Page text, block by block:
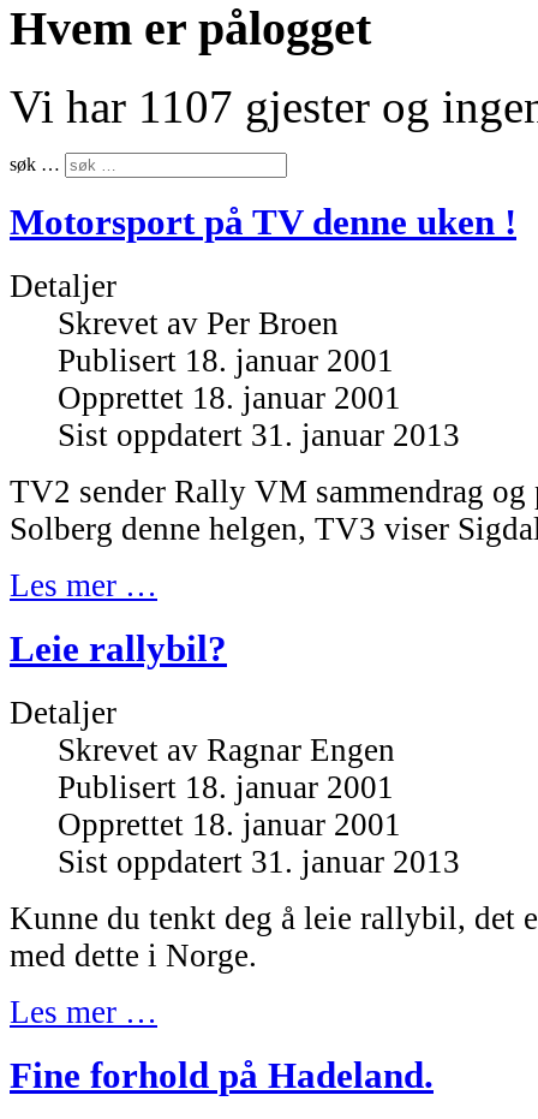
Hvem er pålogget
Vi har 1107 gjester og
søk …
Motorsport på TV denne uken !
Detaljer
Skrevet av Per Broen
Publisert 18. januar 2001
Opprettet 18. januar 2001
Sist oppdatert 31. januar 2013
TV2 sender Rally VM sammendrag og
Solberg denne helgen, TV3 viser
Les mer …
Leie rallybil?
Detaljer
Skrevet av Ragnar Engen
Publisert 18. januar 2001
Opprettet 18. januar 2001
Sist oppdatert 31. januar 2013
Kunne du tenkt deg å leie rallybil, det
med dette i Norge.
Les mer …
Fine forhold på Hadeland.